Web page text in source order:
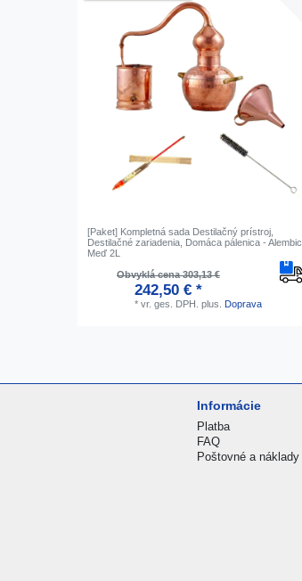
[Paket] Kompletná sada Destilačný prístroj,
Destilačné zariadenia, Domáca pálenica - Alembic,
Meď 2L
Obvyklá cena 303,13 €
242,50 € *
* vr. ges. DPH. plus. Doprava
Informácie
Platba
FAQ
Poštovné a náklady